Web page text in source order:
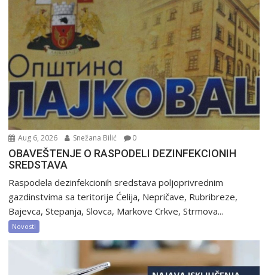
Aug 6, 2026 Snežana Bilić 0
OBAVEŠTENJE O RASPODELI DEZINFEKCIONIH
SREDSTAVA
Raspodela dezinfekcionih sredstava poljoprivrednim
gazdinstvima sa teritorije Ćelija, Nepričave, Rubribreze,
Bajevca, Stepanja, Slovca, Markove Crkve, Strmova...
Novosti